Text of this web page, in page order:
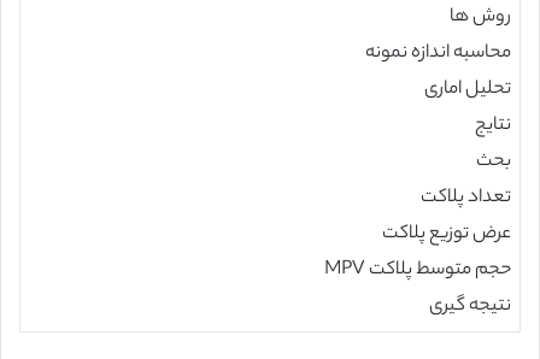
روش ها
محاسبه اندازه نمونه
تحلیل اماری
نتایج
بحث
تعداد پلاکت
عرض توزیع پلاکت
حجم متوسط پلاکت MPV
نتیجه گیری